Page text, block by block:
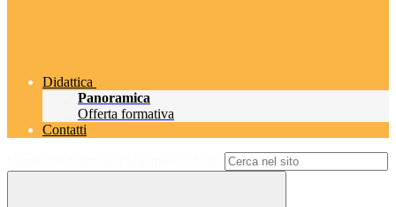
Didattica
Panoramica
Offerta formativa
Contatti